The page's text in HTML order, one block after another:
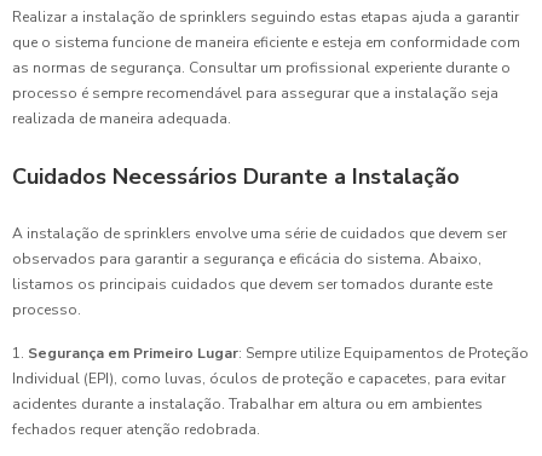
Realizar a instalação de sprinklers seguindo estas etapas ajuda a garantir
que o sistema funcione de maneira eficiente e esteja em conformidade com
as normas de segurança. Consultar um profissional experiente durante o
processo é sempre recomendável para assegurar que a instalação seja
realizada de maneira adequada.
Cuidados Necessários Durante a Instalação
A instalação de sprinklers envolve uma série de cuidados que devem ser
observados para garantir a segurança e eficácia do sistema. Abaixo,
listamos os principais cuidados que devem ser tomados durante este
processo.
1. Segurança em Primeiro Lugar: Sempre utilize Equipamentos de Proteção
Individual (EPI), como luvas, óculos de proteção e capacetes, para evitar
acidentes durante a instalação. Trabalhar em altura ou em ambientes
fechados requer atenção redobrada.